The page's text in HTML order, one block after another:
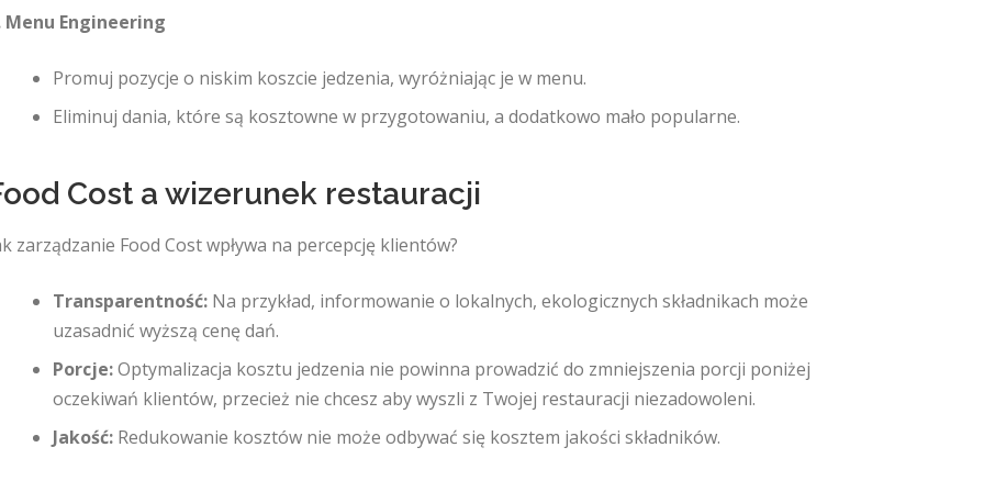
Menu Engineering
Promuj pozycje o niskim koszcie jedzenia, wyróżniając je w menu.
Eliminuj dania, które są kosztowne w przygotowaniu, a dodatkowo mało popularne.
Cost a wizerunek restauracji
zarządzanie Food Cost wpływa na percepcję klientów?
Transparentność:Na przykład, informowanie o lokalnych, ekologicznych składnikach może
uzasadnić wyższą cenę dań.
Porcje:Optymalizacja kosztu jedzenia nie powinna prowadzić do zmniejszenia porcji poniżej
oczekiwań klientów, przecież nie chcesz aby wyszli z Twojej restauracji niezadowoleni.
Jakość:Redukowanie kosztów nie może odbywać się kosztem jakości składników.